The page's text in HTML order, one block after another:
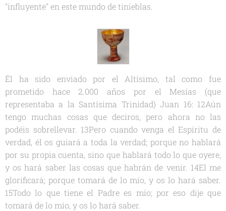
"influyente" en este mundo de tinieblas.
Él ha sido enviado por el Altísimo, tal como fue
prometido hace 2.000 años por el Mesías (que
representaba a la Santísima Trinidad)Juan 16: 12Aún
tengo muchas cosas que deciros, pero ahora no las
podéis sobrellevar. 13Pero cuando venga el Espíritu de
verdad, él os guiará a toda la verdad; porque no hablará
por su propia cuenta, sino que hablará todo lo que oyere,
y os hará saber las cosas que habrán de venir. 14El me
glorificará; porque tomará de lo mío, y os lo hará saber.
15Todo lo que tiene el Padre es mío; por eso dije que
tomará de lo mío, y os lo hará saber.